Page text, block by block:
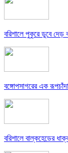
বরিশালে পুকুরে ডুবে দেড়
বঙ্গোপসাগরের এক
বরিশালে বাল্কহেডের